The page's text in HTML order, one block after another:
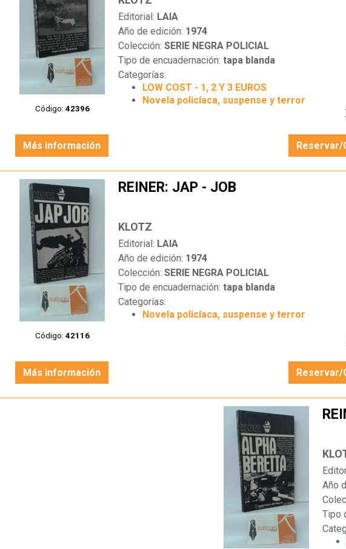
Código: 42396
Editorial: LAIA
Año de edición: 1974
Colección:SERIE NEGRA POLICIAL
Tipo de encuadernación:tapa blanda
Categorías:
LOW COST - 1, 2 Y 3 EUROS
Novela policíaca, suspense y terror
Más información Reservar/
Código: 42116
REINER: JAP - JOB
KLOTZ
Editorial: LAIA
Año de edición: 1974
Colección:SERIE NEGRA POLICIAL
Tipo de encuadernación:tapa blanda
Categorías:
Novela policíaca, suspense y terror
Más información Reservar/
Año
Tipo